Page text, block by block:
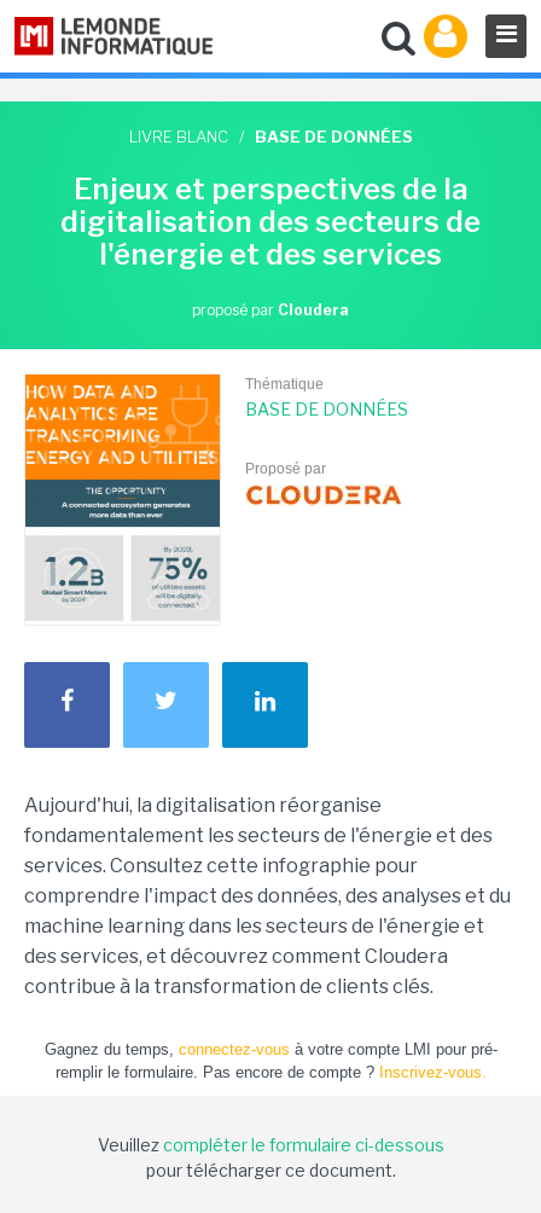
LIVRE BLANC / BASE DE DONNÉES
Enjeux et perspectives de la
digitalisation des secteurs de
l'énergie et des services
proposé par Cloudera
Thématique
BASE DE DONNÉES
Proposé par
Aujourd'hui, la digitalisation réorganise
fondamentalement les secteurs de l'énergie et des
services. Consultez cette infographie pour
comprendre l'impact des données, des analyses et du
machine learning dans les secteurs de l'énergie et
des services, et découvrez comment Cloudera
contribue à la transformation de clients clés.
Gagnez du temps, connectez-vous à votre compte LMI pour pré-
remplir le formulaire. Pas encore de compte ? Inscrivez-vous.
Veuillezcompléter le formulaire ci-dessous
pour télécharger ce document.